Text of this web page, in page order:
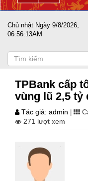
Chủ nhật Ngày 9/8/2026,
06:56:13AM
cùng doanh nghiệp vượt
TPBank cấp
vùng lũ 2,5 tỷ
Tác giả: admin
271 lượt xem